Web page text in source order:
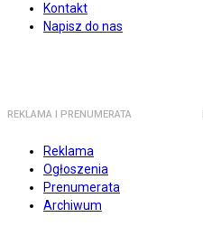
Kontakt
Napisz do nas
REKLAMA I PRENUMERATA
Reklama
Ogłoszenia
Prenumerata
Archiwum